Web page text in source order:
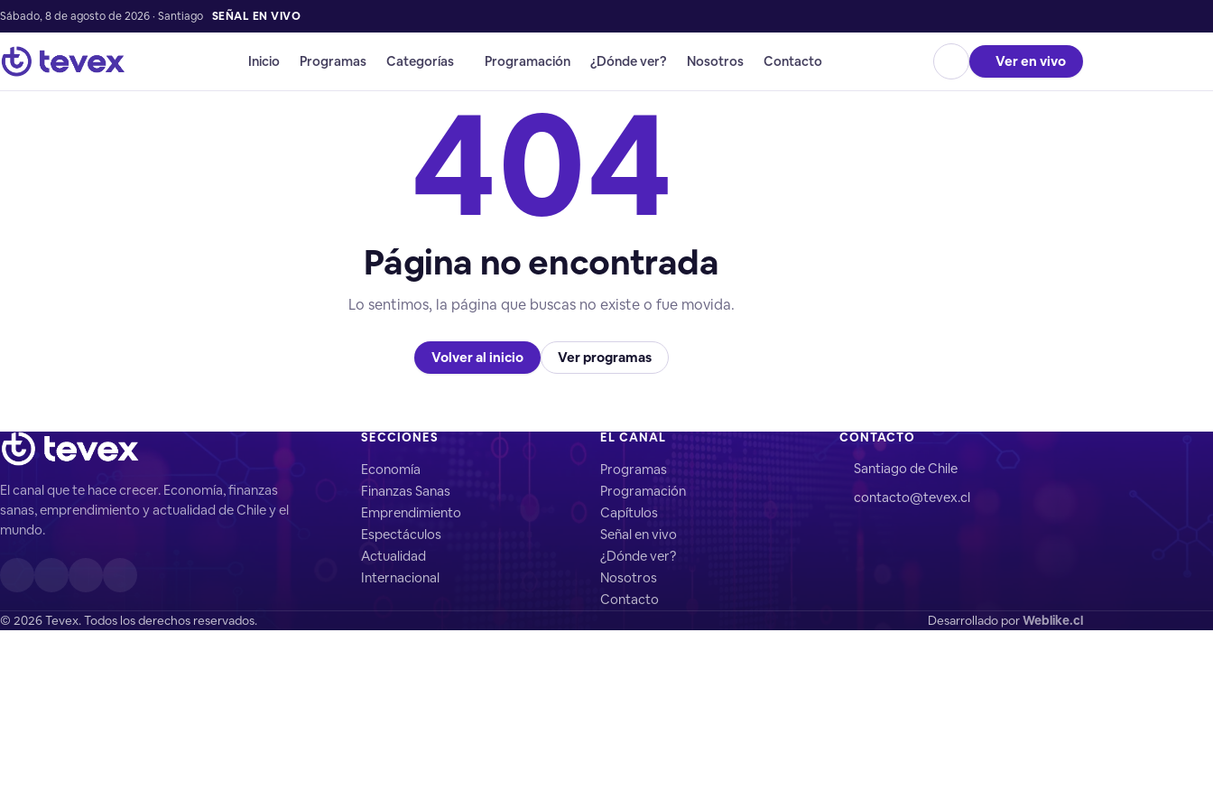
Sábado, 8 de agosto de 2026 · Santiago SEÑAL EN VIVO
Inicio Programas Categorías Programación ¿Dónde ver? Nosotros Contacto Ver en vivo
404
Página no encontrada
Lo sentimos, la página que buscas no existe o fue movida.
Volver al inicio Ver programas
El canal que te hace crecer. Economía, finanzas
sanas, emprendimiento y actualidad de Chile y el
mundo.
SECCIONES
Economía
Finanzas Sanas
Emprendimiento
Espectáculos
Actualidad
Internacional
EL CANAL
Programas
Programación
Capítulos
Señal en vivo
¿Dónde ver?
Nosotros
Contacto
CONTACTO
Santiago de Chile
contacto@tevex.cl
© 2026 Tevex. Todos los derechos reservados. Desarrollado porWeblike.cl